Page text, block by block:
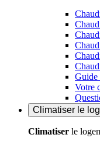
Guide
Votre
Climatiser le
Climatiser le